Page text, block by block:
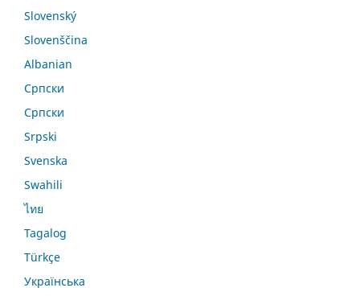
Slovenský
Slovenščina
Albanian
Српски
Српски
Srpski
Svenska
Swahili
ไทย
Tagalog
Türkçe
Українська